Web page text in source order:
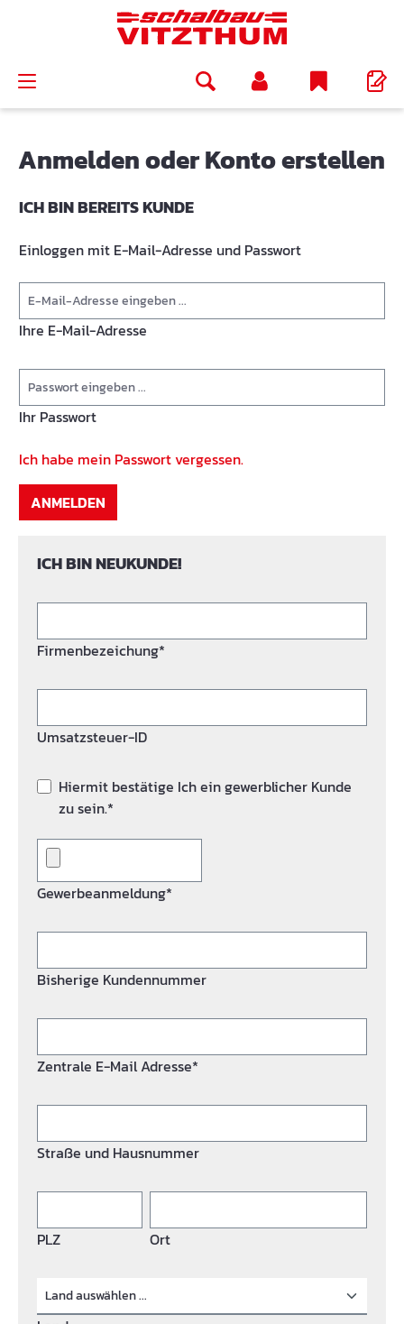
Anmelden oder Konto erstellen
ICH BIN BEREITS KUNDE
Einloggen mit E-Mail-Adresse und Passwort
Ihre E-Mail-Adresse
Ihr Passwort
Ich habe mein Passwort vergessen.
ANMELDEN
ICH BIN NEUKUNDE!
Firmenbezeichung*
Umsatzsteuer-ID
Hiermit bestätige Ich ein gewerblicher Kunde
zu sein.*
Gewerbeanmeldung*
Bisherige Kundennummer
Zentrale E-Mail Adresse*
Straße und Hausnummer
PLZ Ort